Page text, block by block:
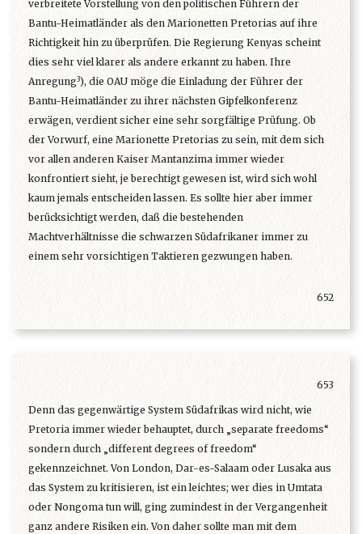
verbreitete Vorstellung von den politischen Führern der
Bantu-Heimatländer als den Marionetten Pretorias auf ihre
Richtigkeit hin zu überprüfen. Die Regierung Kenyas scheint
dies sehr viel klarer als andere erkannt zu haben. Ihre
Anregung3), die OAU möge die Einladung der Führer der
Bantu-Heimatländer zu ihrer nächsten Gipfelkonferenz
erwägen, verdient sicher eine sehr sorgfältige Prüfung. Ob
der Vorwurf, eine Marionette Pretorias zu sein, mit dem sich
vor allen anderen Kaiser Mantanzima immer wieder
konfrontiert sieht, je berechtigt gewesen ist, wird sich wohl
kaum jemals entscheiden lassen. Es sollte hier aber immer
berücksichtigt werden, daß die bestehenden
Machtverhältnisse die schwarzen Südafrikaner immer zu
einem sehr vorsichtigen Taktieren gezwungen haben.
652
653
Denn das gegenwärtige System Südafrikas wird nicht, wie
Pretoria immer wieder behauptet, durch „separate freedoms“
sondern durch „different degrees of freedom“
gekennzeichnet. Von London, Dar-es-Salaam oder Lusaka aus
das System zu kritisieren, ist ein leichtes; wer dies in Umtata
oder Nongoma tun will, ging zumindest in der Vergangenheit
ganz andere Risiken ein. Von daher sollte man mit dem